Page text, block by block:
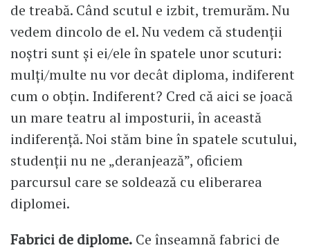
de treabă. Când scutul e izbit, tremurăm. Nu
vedem dincolo de el. Nu vedem că studenții
noștri sunt și ei/ele în spatele unor scuturi:
mulți/multe nu vor decât diploma, indiferent
cum o obțin. Indiferent? Cred că aici se joacă
un mare teatru al imposturii, în această
indiferență. Noi stăm bine în spatele scutului,
studenții nu ne „deranjează”, oficiem
parcursul care se soldează cu eliberarea
diplomei.
Fabrici de diplome. Ce înseamnă fabrici de